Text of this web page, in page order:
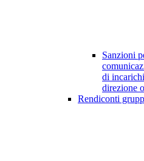
Sanzioni
di
direzione
Rendiconti